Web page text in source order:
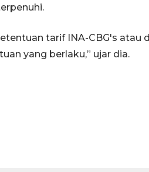
tarif INA-CBG's atau
yang berlaku,” ujar dia.